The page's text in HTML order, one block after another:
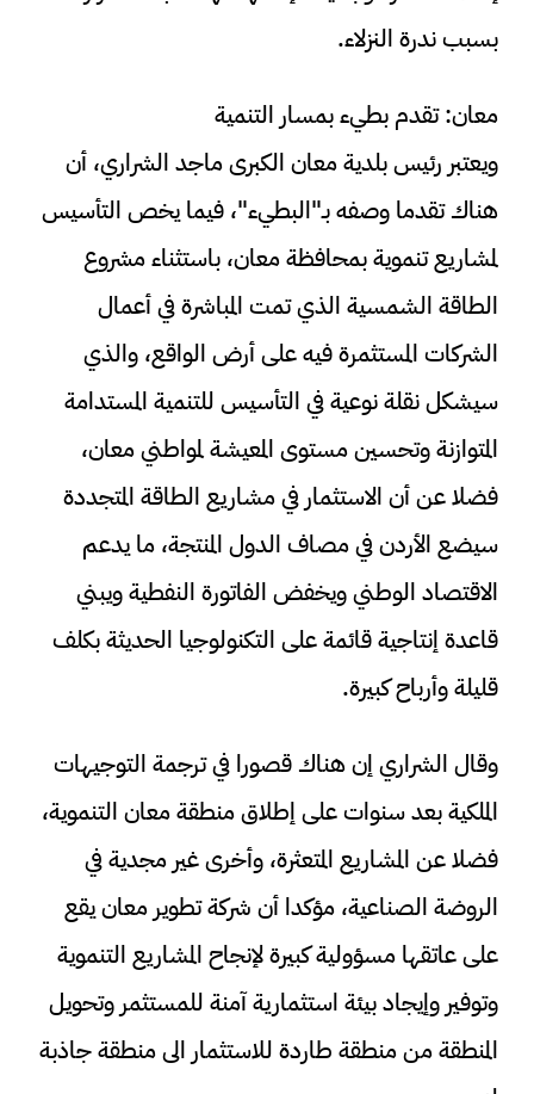
بسبب ندرة النزلاء.
معان: تقدم بطيء بمسار التنمية
ويعتبر رئيس بلدية معان الكبرى ماجد الشراري، أن
هناك تقدما وصفه بـ"البطيء"، فيما يخص التأسيس
لمشاريع تنموية بمحافظة معان، باستثناء مشروع
الطاقة الشمسية الذي تمت المباشرة في أعمال
الشركات المستثمرة فيه على أرض الواقع، والذي
سيشكل نقلة نوعية في التأسيس للتنمية المستدامة
المتوازنة وتحسين مستوى المعيشة لمواطني معان،
فضلا عن أن الاستثمار في مشاريع الطاقة المتجددة
سيضع الأردن في مصاف الدول المنتجة، ما يدعم
الاقتصاد الوطني ويخفض الفاتورة النفطية ويبني
قاعدة إنتاجية قائمة على التكنولوجيا الحديثة بكلف
قليلة وأرباح كبيرة.
وقال الشراري إن هناك قصورا في ترجمة التوجيهات
الملكية بعد سنوات على إطلاق منطقة معان التنموية،
فضلا عن المشاريع المتعثرة، وأخرى غير مجدية في
الروضة الصناعية، مؤكدا أن شركة تطوير معان يقع
على عاتقها مسؤولية كبيرة لإنجاح المشاريع التنموية
وتوفير وإيجاد بيئة استثمارية آمنة للمستثمر وتحويل
المنطقة من منطقة طاردة للاستثمار الى منطقة جاذبة